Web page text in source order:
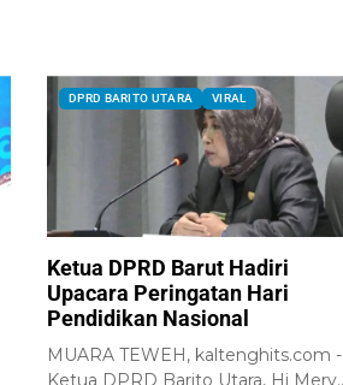
DPRD BARITO UTARA VIRAL
Ketua DPRD Barut Hadiri
Upacara Peringatan Hari
Pendidikan Nasional
MUARA TEWEH, kaltenghits.com -
Ketua DPRD Barito Utara, Hj Mery